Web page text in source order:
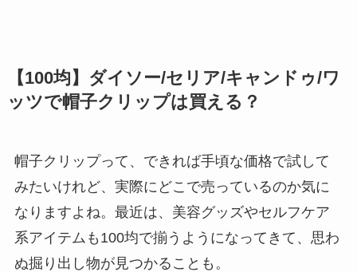
【100均】ダイソー/
セリア等で帽子クリ
ップは買える？使い
介！
【100均】ダイソー/
セリア等でスパイス
ミルは買える？手
動・電動・ワンハン
【100均】ダイソー/セリア/キャンドゥ/ワ
ッツで帽子クリップは買える？
帽子クリップって、できれば手頃な価格で試して
みたいけれど、実際にどこで売っているのか気に
なりますよね。最近は、美容グッズやセルフケア
系アイテムも100均で揃うようになってきて、思わ
ぬ掘り出し物が見つかることも。